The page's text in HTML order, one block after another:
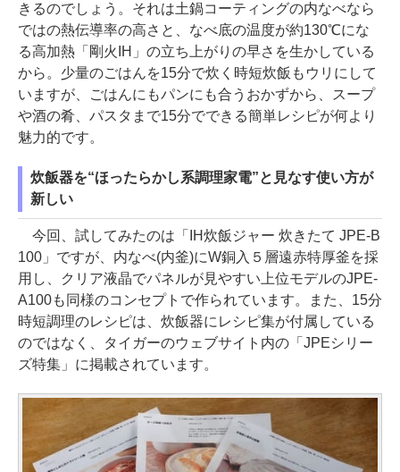
きるのでしょう。それは土鍋コーティングの内なべなら
ではの熱伝導率の高さと、なべ底の温度が約130℃にな
る高加熱「剛火IH」の立ち上がりの早さを生かしている
から。少量のごはんを15分で炊く時短炊飯もウリにして
いますが、ごはんにもパンにも合うおかずから、スープ
や酒の肴、パスタまで15分でできる簡単レシピが何より
魅力的です。
炊飯器を“ほったらかし系調理家電”と見なす使い方が
新しい
今回、試してみたのは「IH炊飯ジャー 炊きたて JPE-B
100」ですが、内なべ(内釜)にW銅入５層遠赤特厚釜を採
用し、クリア液晶でパネルが見やすい上位モデルのJPE-
A100も同様のコンセプトで作られています。また、15分
時短調理のレシピは、炊飯器にレシピ集が付属している
のではなく、タイガーのウェブサイト内の「JPEシリー
ズ特集」に掲載されています。